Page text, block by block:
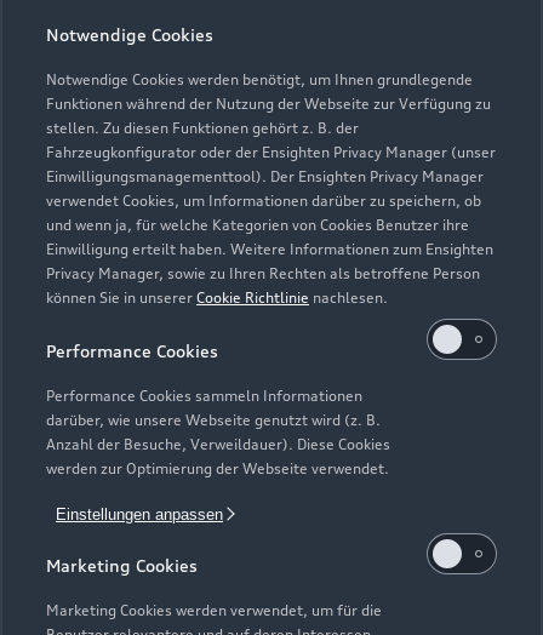
Notwendige Cookies
Notwendige Cookies werden benötigt, um Ihnen grundlegende
Funktionen während der Nutzung der Webseite zur Verfügung zu
stellen. Zu diesen Funktionen gehört z. B. der
Fahrzeugkonfigurator oder der Ensighten Privacy Manager (unser
Einwilligungsmanagementtool). Der Ensighten Privacy Manager
verwendet Cookies, um Informationen darüber zu speichern, ob
und wenn ja, für welche Kategorien von Cookies Benutzer ihre
Einwilligung erteilt haben. Weitere Informationen zum Ensighten
Privacy Manager, sowie zu Ihren Rechten als betroffene Person
können Sie in unserer Cookie Richtlinie nachlesen.
Performance Cookies
Performance Cookies sammeln Informationen
darüber, wie unsere Webseite genutzt wird (z. B.
Anzahl der Besuche, Verweildauer). Diese Cookies
werden zur Optimierung der Webseite verwendet.
Einstellungen anpassen
Marketing Cookies
Marketing Cookies werden verwendet, um für die
Teile- & Zubehörverkauf
Geschlossen,öffnet am Freitag 07:30
Zurück nach oben
Modelle
Elektromodelle
Plug-in-Hybride
Neuwagensuche
Gebrauchtwagensuche
Service & Zubehör
Saisonale Angebote
Audi Services
Garantie
Audi digital services
Support
Über Audi
Unternehmen